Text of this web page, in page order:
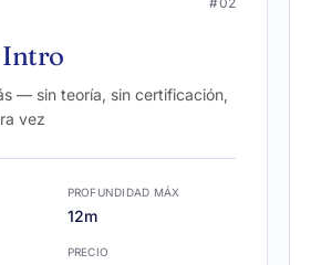
Intro
— sin teoría, sin certificación,
vez
PROFUNDIDAD MÁX
12m
PRECIO